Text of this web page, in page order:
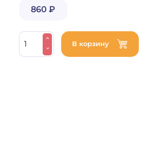
860 ₽
В корзину